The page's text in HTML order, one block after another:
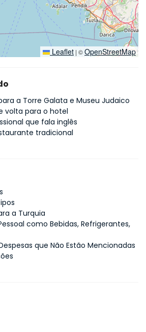
Leaflet | ©OpenStreetMap
a Torre Galata e Museu Judaico
volta para o hotel
que fala inglês
tradicional
a Turquia
como Bebidas, Refrigerantes,
que Não Estão Mencionadas